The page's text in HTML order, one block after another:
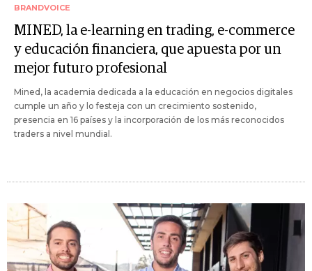
BRANDVOICE
MINED, la e-learning en trading, e-commerce
y educación financiera, que apuesta por un
mejor futuro profesional
Mined, la academia dedicada a la educación en negocios digitales
cumple un año y lo festeja con un crecimiento sostenido,
presencia en 16 países y la incorporación de los más reconocidos
traders a nivel mundial.